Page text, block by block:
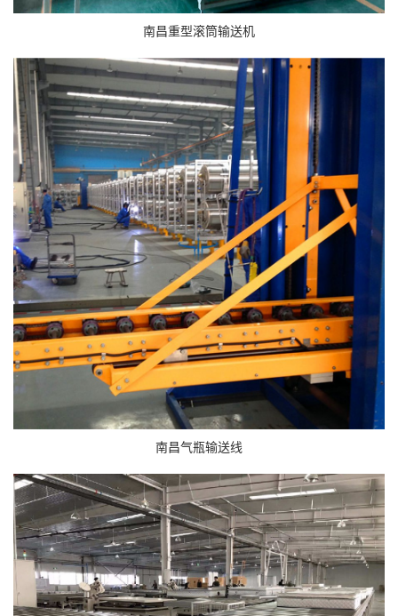
南昌重型滚筒输送机
南昌气瓶输送线